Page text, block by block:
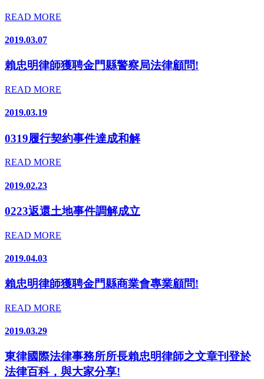
READ MORE
2019.03.07
賴忠明律師獲聘金門縣警察局法律顧問!
READ MORE
2019.03.19
0319履行契約事件達成和解
READ MORE
2019.02.23
0223返還土地事件調解成立
READ MORE
2019.04.03
賴忠明律師獲聘金門縣商業會專業顧問!
READ MORE
2019.03.29
東律國際法律事務所所長賴忠明律師之文章刊登於
法律百科，與大家分享!